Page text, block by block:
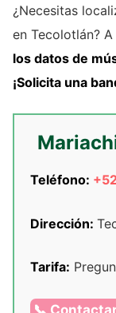
¿Necesitas
en Tecolotlán?
los datos de
¡Solicita una
Teléfono:
Dirección:
Tarifa: